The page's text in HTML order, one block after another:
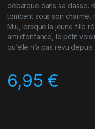
débarque dans sa classe.
tombent sous son charme,
Miu, lorsque la jeune fille
ami d’enfance, le petit
qu’elle n’a pas revu
6,95 €